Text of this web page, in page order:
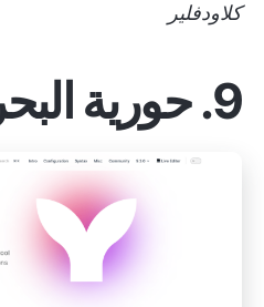
كلاودفلير
9. حورية البحر JS